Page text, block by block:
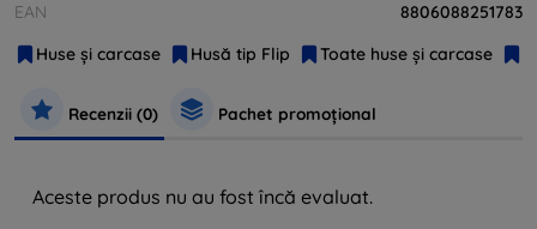
EAN
8806088251783
Huse și carcase
Husă tip Flip Toate huse și carcase
Recenzii (0) Pachet promoțional
Aceste produs nu au fost încă evaluat.